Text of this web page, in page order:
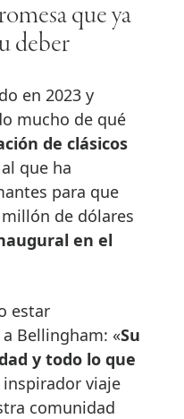
que ya
deber
en 2023 y
mucho de qué
de clásicos
al que ha
para que
de dólares
en el
estar
Bellingham: «Su
y todo lo que
viaje
comunidad